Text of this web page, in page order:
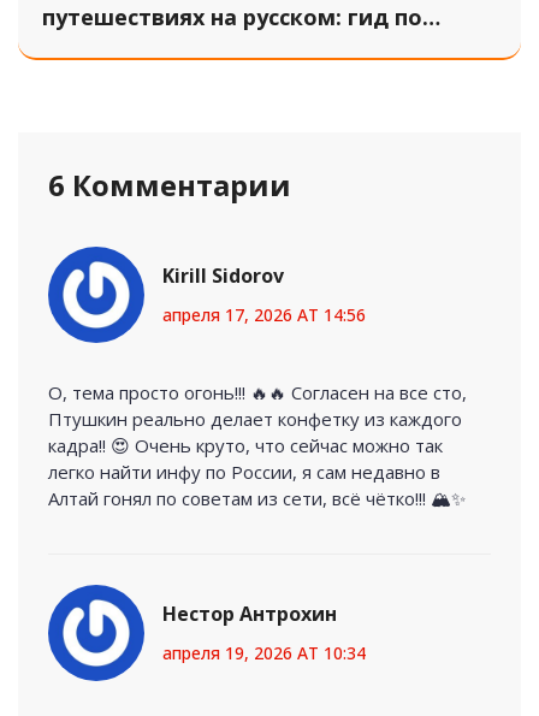
путешествиях на русском: гид по
6 Комментарии
Kirill Sidorov
апреля 17, 2026 AT 14:56
О, тема просто огонь!!! 🔥🔥 Согласен на все сто,
Птушкин реально делает конфетку из каждого
кадра!! 😍 Очень круто, что сейчас можно так
легко найти инфу по России, я сам недавно в
Алтай гонял по советам из сети, всё чётко!!! 🏔️✨
Нестор Антрохин
апреля 19, 2026 AT 10:34